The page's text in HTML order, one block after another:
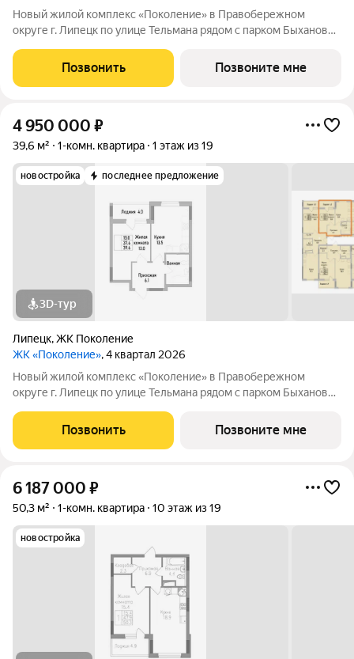
Новый жилой комплекс «Поколение» в Правобережном
округе г. Липецк по улице Тельмана рядом с парком Быханов
квартиры, семейные просторные 4
Позвонить Позвоните мне
4 950 000 ₽
39,6 м² 1-комн. квартира 1 этаж из 19
новостройка последнее предложение
3D-тур
Липецк,ЖК Поколение
ЖК «Поколение», 4 квартал 2026
Новый жилой комплекс «Поколение» в Правобережном
округе г. Липецк по улице Тельмана рядом с парком Быханов
квартиры, семейные просторные 4
Позвонить Позвоните мне
6 187 000 ₽
50,3 м² 1-комн. квартира 10 этаж из 19
новостройка